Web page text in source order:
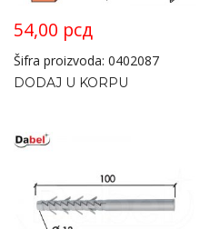
54,00 рсд
Šifra proizvoda: 0402087
DODAJ U KORPU